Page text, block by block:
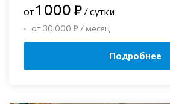
от1 000 ₽ / сутки
от 30 000 ₽ / месяц
Подробнее